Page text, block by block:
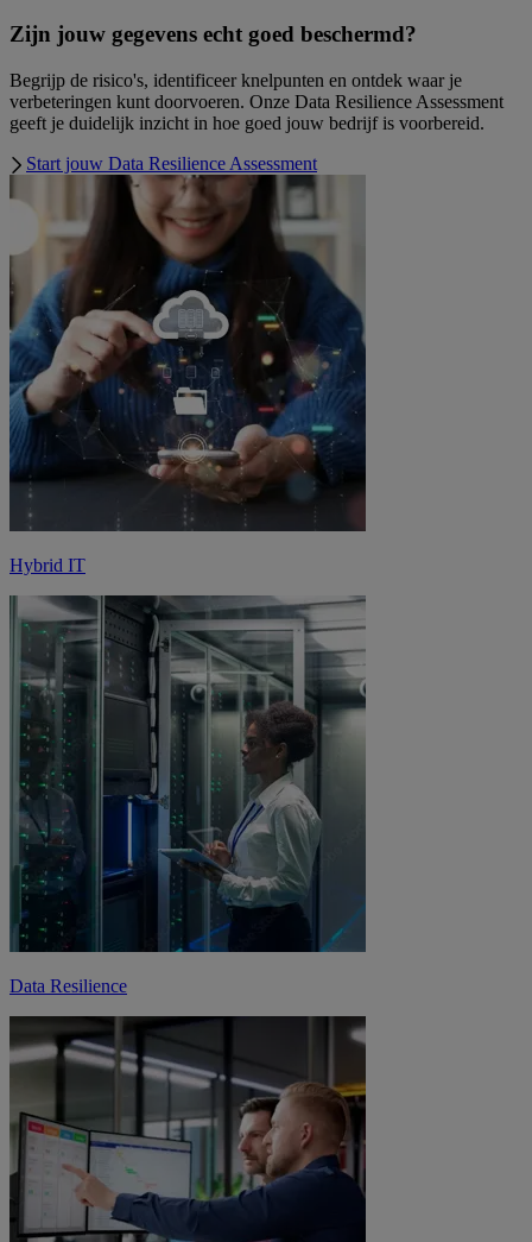
Zijn jouw gegevens echt goed beschermd?
Begrijp de risico's, identificeer knelpunten en ontdek waar je
verbeteringen kunt doorvoeren. Onze Data Resilience Assessment
geeft je duidelijk inzicht in hoe goed jouw bedrijf is voorbereid.
Start jouw Data Resilience Assessment
Hybrid IT
Data Resilience